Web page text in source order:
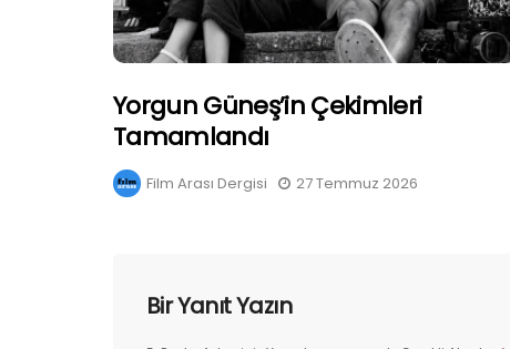
Yorgun Güneş’in Çekimleri
Tamamlandı
Film Arası Dergisi 27 Temmuz 2026
Bir Yanıt Yazın